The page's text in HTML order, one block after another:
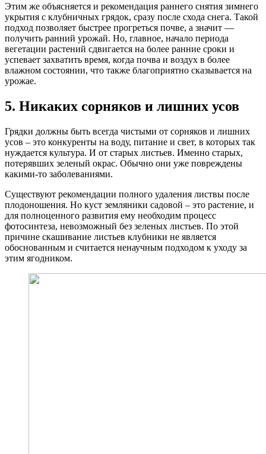
Этим же объясняется и рекомендация раннего снятия зимнего
укрытия с клубничных грядок, сразу после схода снега. Такой
подход позволяет быстрее прогреться почве, а значит —
получить ранний урожай. Но, главное, начало периода
вегетации растений сдвигается на более ранние сроки и
успевает захватить время, когда почва и воздух в более
влажном состоянии, что также благоприятно сказывается на
урожае.
5. Никаких сорняков и лишних усов
Грядки должны быть всегда чистыми от сорняков и лишних
усов – это конкуренты на воду, питание и свет, в которых так
нуждается культура. И от старых листьев. Именно старых,
потерявших зеленый окрас. Обычно они уже повреждены
какими-то заболеваниями.
Существуют рекомендации полного удаления листвы после
плодоношения. Но куст земляники садовой – это растение, и
для полноценного развития ему необходим процесс
фотосинтеза, невозможный без зеленых листьев. По этой
причине скашивание листьев клубники не является
обоснованным и считается ненаучным подходом к уходу за
этим ягодником.